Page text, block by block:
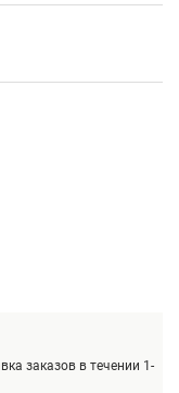
заказов в течении 1-